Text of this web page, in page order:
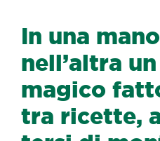
In una mano
nell’altra
magico
tra ricette,